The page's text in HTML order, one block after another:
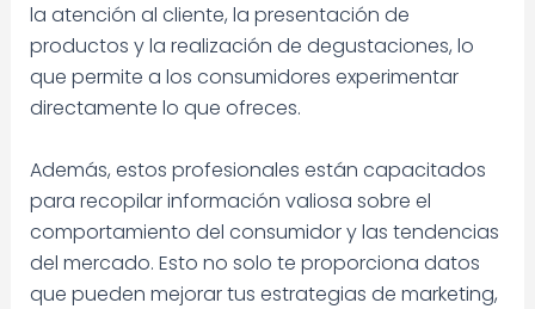
la atención al cliente, la presentación de
productos y la realización de degustaciones, lo
que permite a los consumidores experimentar
directamente lo que ofreces.
Además, estos profesionales están capacitados
para recopilar información valiosa sobre el
comportamiento del consumidor y las tendencias
del mercado. Esto no solo te proporciona datos
que pueden mejorar tus estrategias de marketing,